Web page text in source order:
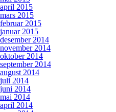
april 2015
mars 2015
februar 2015
januar 2015
desember 2014
november 2014
oktober 2014
september 2014
august 2014
juli 2014
juni 2014
mai 2014
april 2014